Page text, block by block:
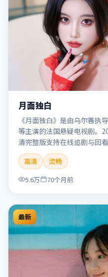
月面独白
《月面独白》是由乌尔善执
等主演的法国悬疑电视剧。
清完整版支持在线追剧与回
进，线索相互勾连，结局出
适合检索「月面独白」「乌
「2020」「2020-10-21上映
创信息。
高清
流畅
5.6万
70个月前
最新